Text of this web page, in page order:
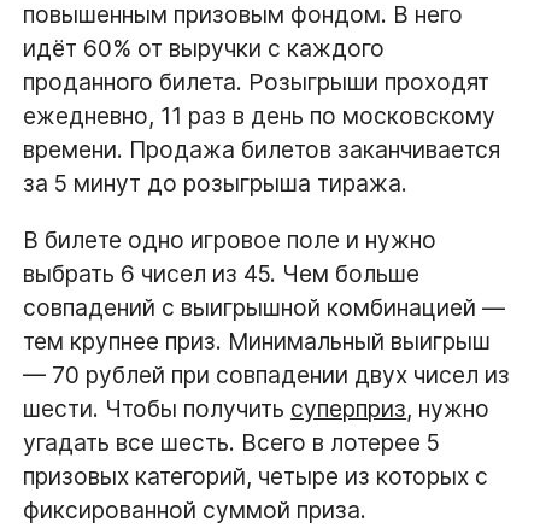
повышенным призовым фондом. В него
идёт 60% от выручки с каждого
проданного билета. Розыгрыши проходят
ежедневно, 11 раз в день по московскому
времени. Продажа билетов заканчивается
за 5 минут до розыгрыша тиража.
В билете одно игровое поле и нужно
выбрать 6 чисел из 45. Чем больше
совпадений с выигрышной комбинацией —
тем крупнее приз. Минимальный выигрыш
— 70 рублей при совпадении двух чисел из
шести. Чтобы получить суперприз, нужно
угадать все шесть. Всего в лотерее 5
призовых категорий, четыре из которых с
фиксированной суммой приза.